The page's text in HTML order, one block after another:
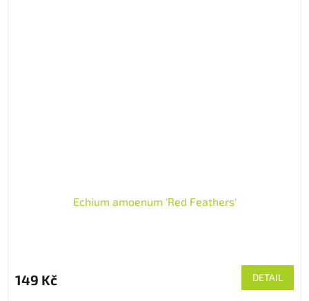
Echium amoenum 'Red Feathers'
149 Kč DETAIL